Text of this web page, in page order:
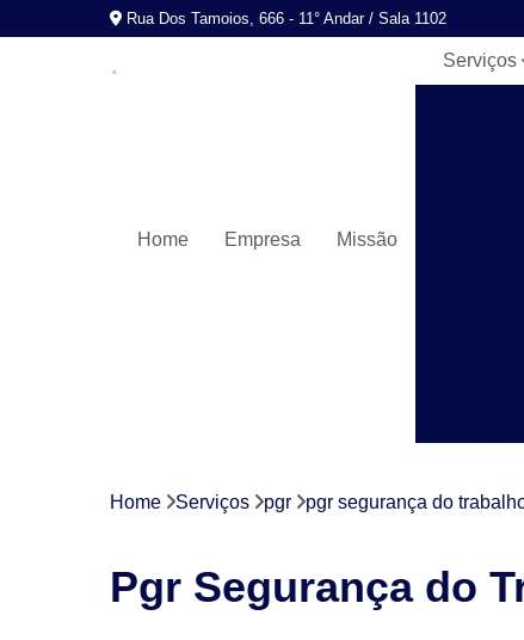
Rua Dos Tamoios, 666 - 11° Andar / Sala 1102
Home Empresa Missão
Serviços
de
Home Serviços pgr pgr segurança do
Pgr Segurança do